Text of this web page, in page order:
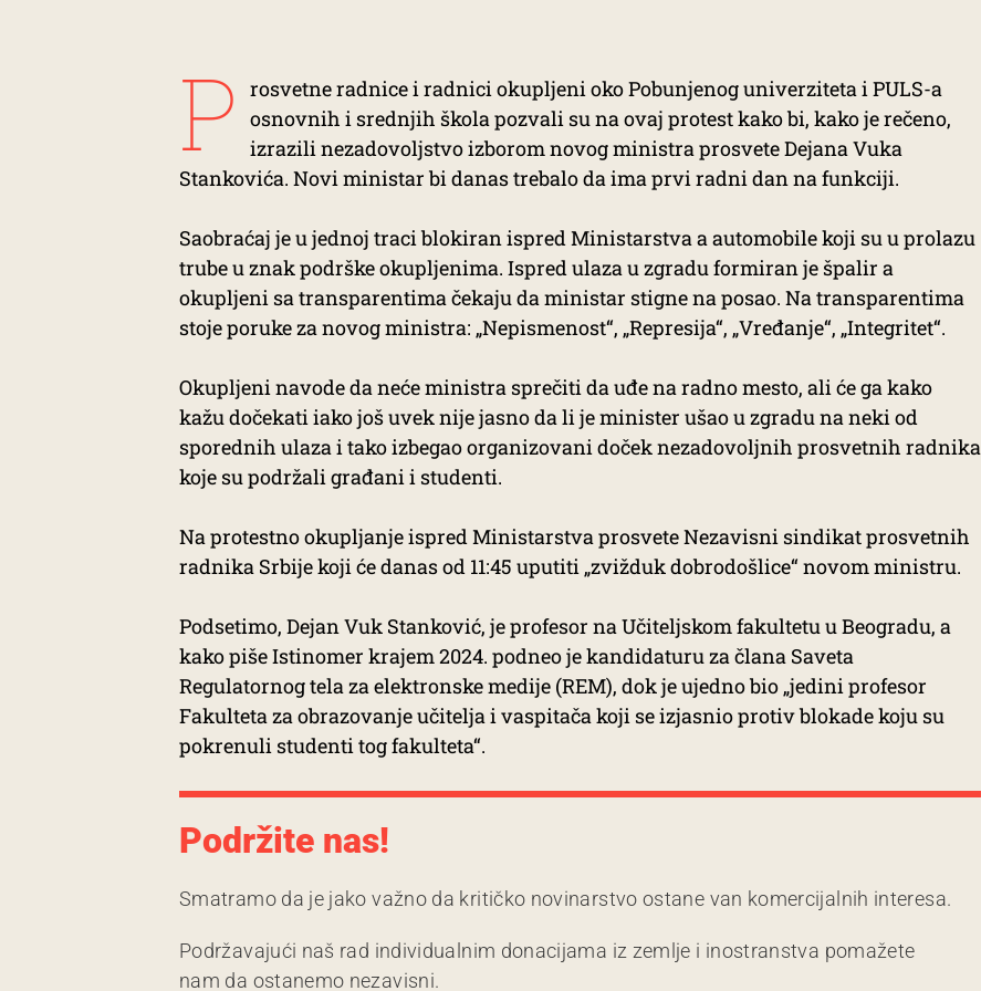
P
rosvetne radnice i radnici okupljeni oko Pobunjenog univerziteta i PULS-a
osnovnih i srednjih škola pozvali su na ovaj protest kako bi, kako je rečeno,
izrazili nezadovoljstvo izborom novog ministra prosvete Dejana Vuka
Stankovića. Novi ministar bi danas trebalo da ima prvi radni dan na funkciji.
Saobraćaj je u jednoj traci blokiran ispred Ministarstva a automobile koji su u prolazu
trube u znak podrške okupljenima. Ispred ulaza u zgradu formiran je špalir a
okupljeni sa transparentima čekaju da ministar stigne na posao. Na transparentima
stoje poruke za novog ministra: „Nepismenost“, „Represija“, „Vređanje“, „Integritet“.
Okupljeni navode da neće ministra sprečiti da uđe na radno mesto, ali će ga kako
kažu dočekati iako još uvek nije jasno da li je minister ušao u zgradu na neki od
sporednih ulaza i tako izbegao organizovani doček nezadovoljnih prosvetnih radnika
koje su podržali građani i studenti.
Na protestno okupljanje ispred Ministarstva prosvete Nezavisni sindikat prosvetnih
radnika Srbije koji će danas od 11:45 uputiti „zvižduk dobrodošlice“ novom ministru.
Podsetimo, Dejan Vuk Stanković, je profesor na Učiteljskom fakultetu u Beogradu, a
kako piše Istinomer krajem 2024. podneo je kandidaturu za člana Saveta
Regulatornog tela za elektronske medije (REM), dok je ujedno bio „jedini profesor
Fakulteta za obrazovanje učitelja i vaspitača koji se izjasnio protiv blokade koju su
pokrenuli studenti tog fakulteta“.
Podržite nas!
Smatramo da je jako važno da kritičko novinarstvo ostane van komercijalnih interesa.
Podržavajući naš rad individualnim donacijama iz zemlje i inostranstva pomažete
nam da ostanemo nezavisni.